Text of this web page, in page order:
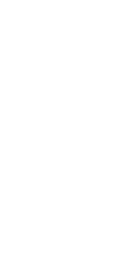
para outras formas de